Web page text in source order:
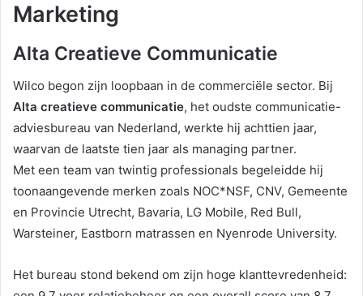
Marketing
Alta Creatieve Communicatie
Wilco begon zijn loopbaan in de commerciële sector. Bij
Alta creatieve communicatie, het oudste communicatie-
adviesbureau van Nederland, werkte hij achttien jaar,
waarvan de laatste tien jaar als managing partner.
Met een team van twintig professionals begeleidde hij
toonaangevende merken zoals NOC*NSF, CNV, Gemeente
en Provincie Utrecht, Bavaria, LG Mobile, Red Bull,
Warsteiner, Eastborn matrassen en Nyenrode University.
Het bureau stond bekend om zijn hoge klanttevredenheid: